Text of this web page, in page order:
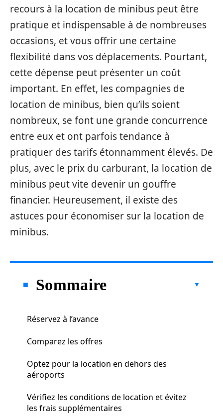
recours à la location de minibus peut être
pratique et indispensable à de nombreuses
occasions, et vous offrir une certaine
flexibilité dans vos déplacements. Pourtant,
cette dépense peut présenter un coût
important. En effet, les compagnies de
location de minibus, bien qu’ils soient
nombreux, se font une grande concurrence
entre eux et ont parfois tendance à
pratiquer des tarifs étonnamment élevés. De
plus, avec le prix du carburant, la location de
minibus peut vite devenir un gouffre
financier. Heureusement, il existe des
astuces pour économiser sur la location de
minibus.
Sommaire
Réservez à l’avance
Comparez les offres
Optez pour la location en dehors des
aéroports
Vérifiez les conditions de location et évitez
les frais supplémentaires